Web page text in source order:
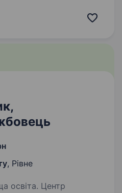
охоронних
, Рівне
Центр